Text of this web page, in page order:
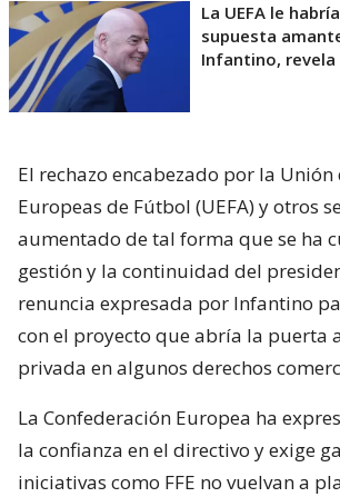
La UEFA le
supuesta
Infantino, revela
El rechazo encabezado por la Unión
Europeas de Fútbol (UEFA) y otros
aumentado de tal forma que se ha
gestión y la continuidad del
renuncia expresada por Infantino
con el proyecto que abría la puerta
privada en algunos derechos
La Confederación Europea ha
la confianza en el directivo y exige
iniciativas como FFE no vuelvan a